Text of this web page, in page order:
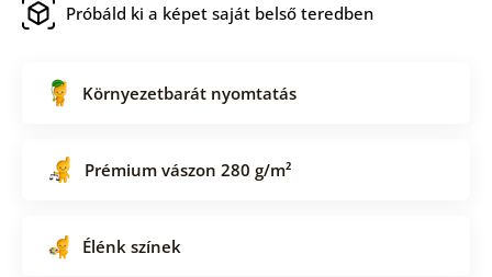
Próbáld ki a képet saját belső teredben
Környezetbarát nyomtatás
Prémium vászon 280 g/m²
Élénk színek